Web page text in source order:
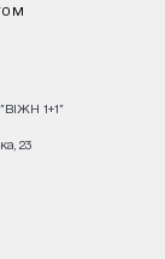
1+1"
23